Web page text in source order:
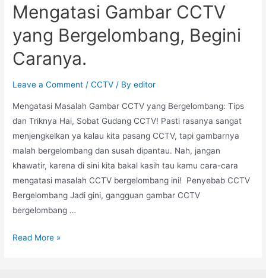
Mengatasi Gambar CCTV
yang Bergelombang, Begini
Caranya.
Leave a Comment /CCTV / Byeditor
Mengatasi Masalah Gambar CCTV yang Bergelombang: Tips
dan Triknya Hai, Sobat Gudang CCTV! Pasti rasanya sangat
menjengkelkan ya kalau kita pasang CCTV, tapi gambarnya
malah bergelombang dan susah dipantau. Nah, jangan
khawatir, karena di sini kita bakal kasih tau kamu cara-cara
mengatasi masalah CCTV bergelombang ini! Penyebab CCTV
Bergelombang Jadi gini, gangguan gambar CCTV
bergelombang …
Read More »